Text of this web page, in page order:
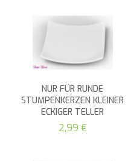
NUR FÜR RUNDE
STUMPENKERZEN KLEINER
ECKIGER TELLER
2,99 €